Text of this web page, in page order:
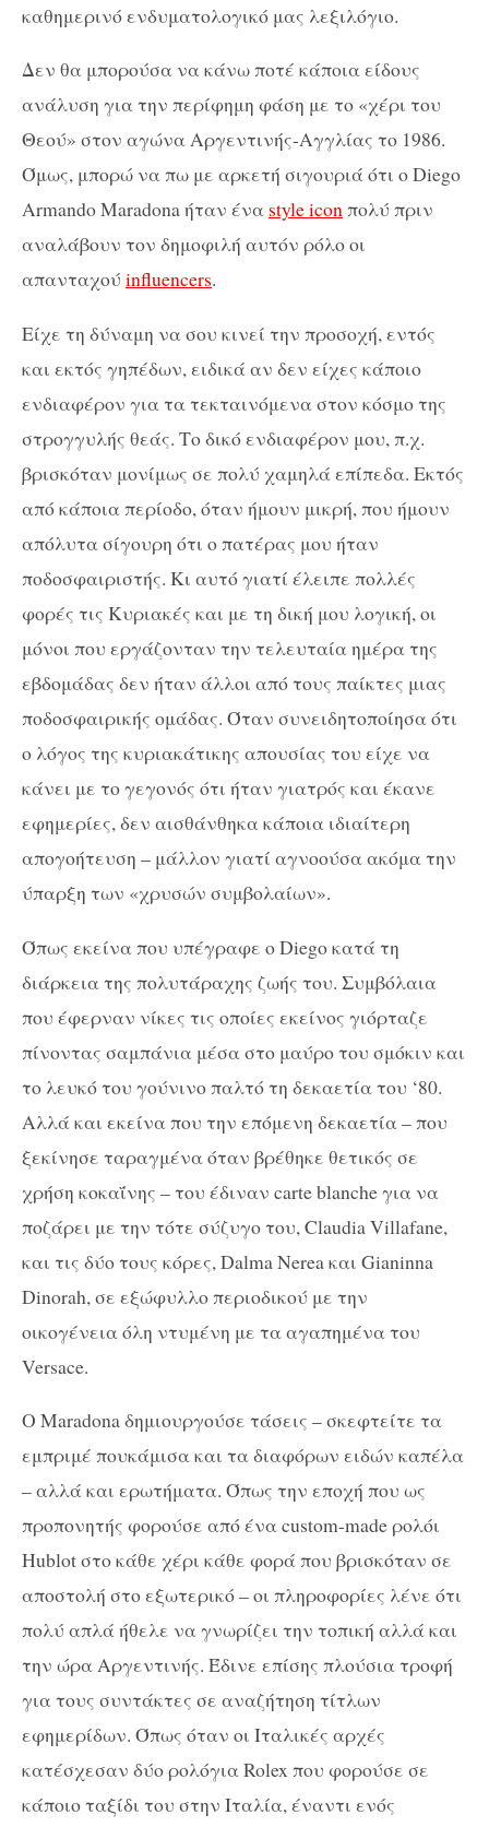
καθημερινό ενδυματολογικό μας λεξιλόγιο.
Δεν θα μπορούσα να κάνω ποτέ κάποια είδους
ανάλυση για την περίφημη φάση με το «χέρι του
Θεού» στον αγώνα Αργεντινής-Αγγλίας το 1986.
Όμως, μπορώ να πω με αρκετή σιγουριά ότι ο Diego
Armando Maradona ήταν ένα style iconπολύ πριν
αναλάβουν τον δημοφιλή αυτόν ρόλο οι
απανταχού influencers.
Είχε τη δύναμη να σου κινεί την προσοχή, εντός
και εκτός γηπέδων, ειδικά αν δεν είχες κάποιο
ενδιαφέρον για τα τεκταινόμενα στον κόσμο της
στρογγυλής θεάς. Το δικό ενδιαφέρον μου, π.χ.
βρισκόταν μονίμως σε πολύ χαμηλά επίπεδα. Εκτός
από κάποια περίοδο, όταν ήμουν μικρή, που ήμουν
απόλυτα σίγουρη ότι ο πατέρας μου ήταν
ποδοσφαιριστής. Κι αυτό γιατί έλειπε πολλές
φορές τις Κυριακές και με τη δική μου λογική, οι
μόνοι που εργάζονταν την τελευταία ημέρα της
εβδομάδας δεν ήταν άλλοι από τους παίκτες μιας
ποδοσφαιρικής ομάδας. Όταν συνειδητοποίησα ότι
ο λόγος της κυριακάτικης απουσίας του είχε να
κάνει με το γεγονός ότι ήταν γιατρός και έκανε
εφημερίες, δεν αισθάνθηκα κάποια ιδιαίτερη
απογοήτευση – μάλλον γιατί αγνοούσα ακόμα την
ύπαρξη των «χρυσών συμβολαίων».
Όπως εκείνα που υπέγραφε ο Diego κατά τη
διάρκεια της πολυτάραχης ζωής του. Συμβόλαια
που έφερναν νίκες τις οποίες εκείνος γιόρταζε
πίνοντας σαμπάνια μέσα στο μαύρο του σμόκιν και
το λευκό του γούνινο παλτό τη δεκαετία του ‘80.
Αλλά και εκείνα που την επόμενη δεκαετία – που
ξεκίνησε ταραγμένα όταν βρέθηκε θετικός σε
χρήση κοκαΐνης – του έδιναν carte blanche για να
ποζάρει με την τότε σύζυγο του, Claudia Villafane,
και τις δύο τους κόρες, Dalma Nerea και Gianinna
Dinorah, σε εξώφυλλο περιοδικού με την
οικογένεια όλη ντυμένη με τα αγαπημένα του
Versace.
Ο Maradona δημιουργούσε τάσεις – σκεφτείτε τα
εμπριμέ πουκάμισα και τα διαφόρων ειδών καπέλα
– αλλά και ερωτήματα. Όπως την εποχή που ως
προπονητής φορούσε από ένα custom-made ρολόι
Hublot στο κάθε χέρι κάθε φορά που βρισκόταν σε
αποστολή στο εξωτερικό – οι πληροφορίες λένε ότι
πολύ απλά ήθελε να γνωρίζει την τοπική αλλά και
την ώρα Αργεντινής. Έδινε επίσης πλούσια τροφή
για τους συντάκτες σε αναζήτηση τίτλων
εφημερίδων. Όπως όταν οι Ιταλικές αρχές
κατέσχεσαν δύο ρολόγια Rolex που φορούσε σε
κάποιο ταξίδι του στην Ιταλία, έναντι ενός